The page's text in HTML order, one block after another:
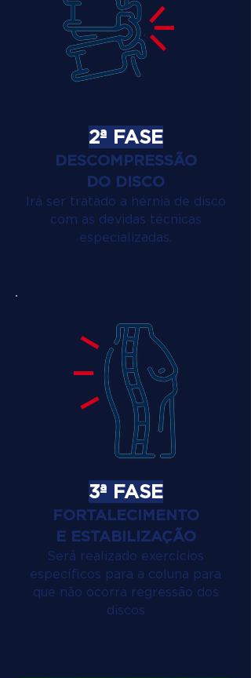
2ª FASE
DESCOMPRESSÃO
DO DISCO
Irá ser tratado a hérnia de disco
com as devidas técnicas
especializadas.
3ª FASE
FORTALECIMENTO
E ESTABILIZAÇÃO
Será realizado exercícios
específicos para a coluna para
que não ocorra regressão dos
discos